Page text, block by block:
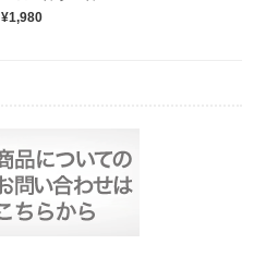
¥1,980